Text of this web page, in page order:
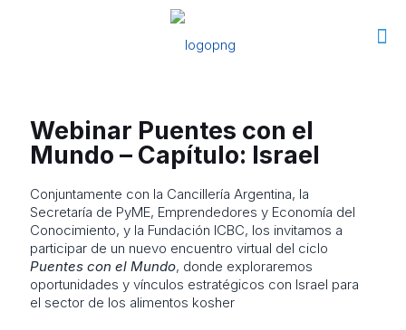
Webinar Puentes con el
Mundo – Capítulo: Israel
Conjuntamente con la Cancillería Argentina, la
Secretaría de PyME, Emprendedores y Economía del
Conocimiento, y la Fundación ICBC, los invitamos a
participar de un nuevo encuentro virtual del ciclo
Puentes con el Mundo, donde exploraremos
oportunidades y vínculos estratégicos con Israel para
el sector de los alimentos kosher